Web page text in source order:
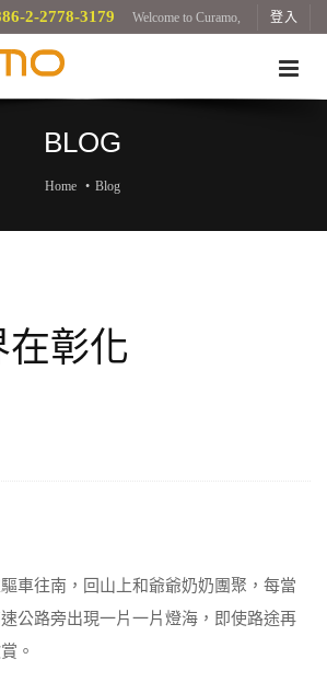
2-2778-3179 Welcome to Curamo, 登入
BLOG
Home Blog
彰化
車往南，回山上和爺爺奶奶團聚，每當
公路旁出現一片一片燈海，即使路途再
。